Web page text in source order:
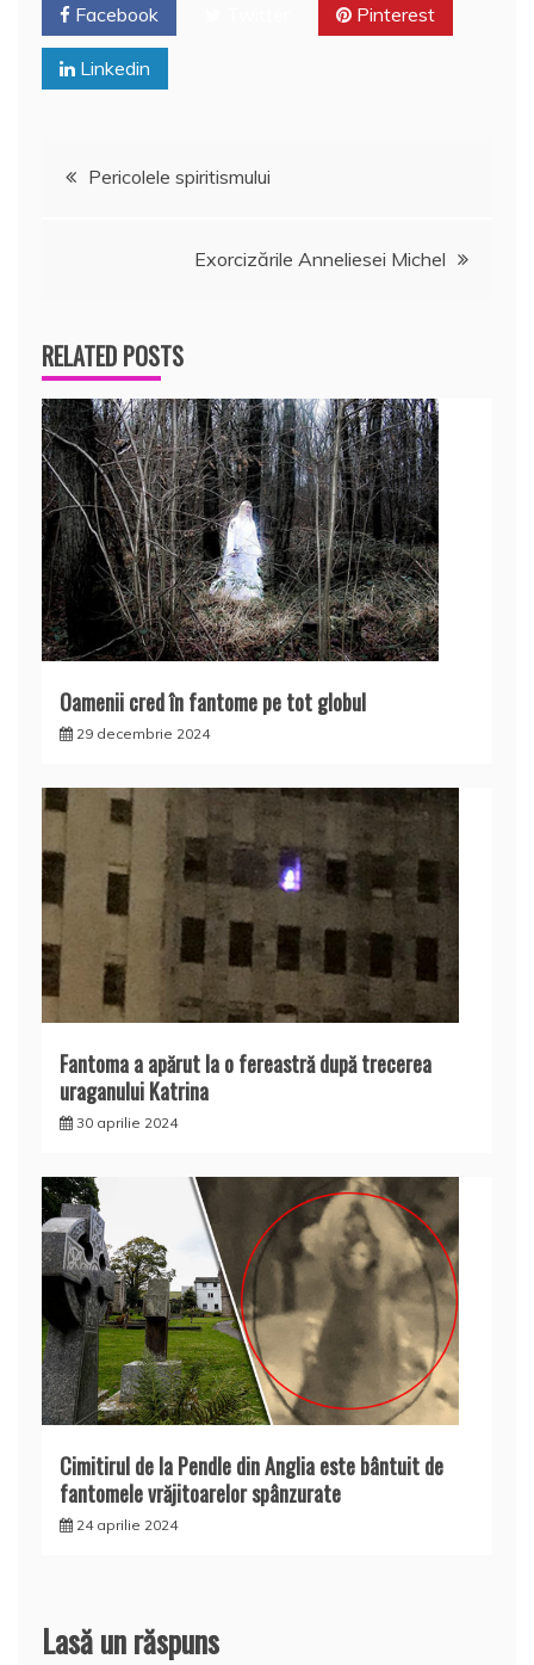
Facebook Pinterest
Linkedin
Navigare
Pericolele spiritismului
Exorcizările Anneliesei Michel
RELATED POSTS
Oamenii cred în fantome pe tot globul
29 decembrie 2024
Fantoma a apărut la o fereastră după trecerea
uraganului Katrina
30 aprilie 2024
Cimitirul de la Pendle din Anglia este bântuit de
fantomele vrăjitoarelor spânzurate
24 aprilie 2024
Lasă un răspuns